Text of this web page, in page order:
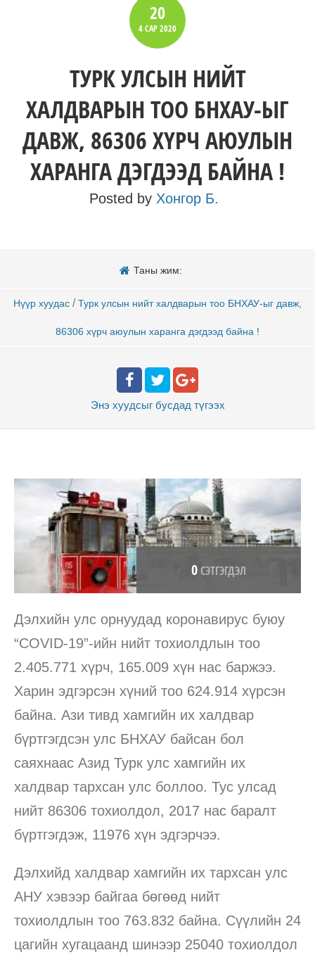
20
4 САР2020
​ТУРК УЛСЫН НИЙТ
ХАЛДВАРЫН ТОО БНХАУ-ЫГ
ДАВЖ, 86306 ХҮРЧ АЮУЛЫН
ХАРАНГА ДЭГДЭЭД БАЙНА !
Posted by Хонгор Б.
Таны жим:
Нүүр хуудас / ​Турк улсын нийт халдварын тоо БНХАУ-ыг давж,
86306 хүрч аюулын харанга дэгдээд байна !
Энэ хуудсыг бусдад түгээх
0СЭТГЭГДЭЛ
Дэлхийн улс орнуудад коронавирус буюу
“COVID-19”-ийн нийт тохиолдлын тоо
2.405.771 хүрч, 165.009 хүн нас баржээ.
Харин эдгэрсэн хүний тоо 624.914 хүрсэн
байна. Ази тивд хамгийн их халдвар
бүртгэгдсэн улс БНХАУ байсан бол
саяхнаас Азид Турк улс хамгийн их
халдвар тархсан улс боллоо. Тус улсад
нийт 86306 тохиолдол, 2017 нас баралт
бүртгэгдэж, 11976 хүн эдгэрчээ.
Дэлхийд халдвар хамгийн их тархсан улс
АНУ хэвээр байгаа бөгөөд нийт
тохиолдлын тоо 763.832 байна. Сүүлийн 24
цагийн хугацаанд шинээр 25040 тохиолдол